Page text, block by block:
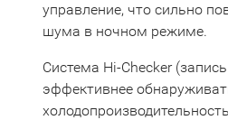
управление, что сильно
шума в ночном режиме.
Система Hi-Checker
эффективнее